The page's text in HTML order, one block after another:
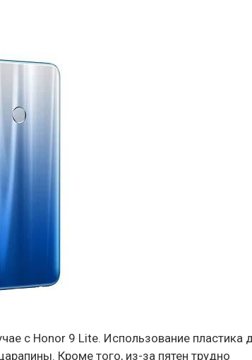
с Honor 9 Lite. Использование пластика
Кроме того, из-за пятен трудно